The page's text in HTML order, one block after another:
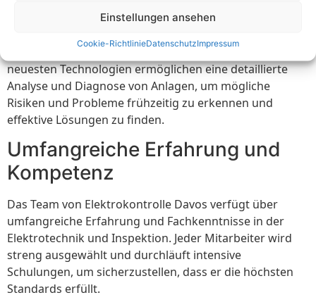
Einstellungen ansehen
Cookie-RichtlinieDatenschutzImpressum
Mit Hilfe von hochmodernen Geräten und Instrumenten
Sicherheit Ihrer elektrischen Anlagen verbessern. Die
neuesten Technologien ermöglichen eine detaillierte
Analyse und Diagnose von Anlagen, um mögliche
Risiken und Probleme frühzeitig zu erkennen und
effektive Lösungen zu finden.
Umfangreiche Erfahrung und
Kompetenz
Das Team von Elektrokontrolle Davos verfügt über
umfangreiche Erfahrung und Fachkenntnisse in der
Elektrotechnik und Inspektion. Jeder Mitarbeiter wird
streng ausgewählt und durchläuft intensive
Schulungen, um sicherzustellen, dass er die höchsten
Standards erfüllt.